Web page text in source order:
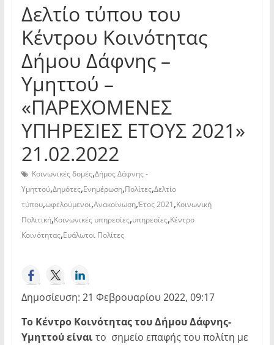
Δελτίο τύπου του
Κέντρου Κοινότητας
Δήμου Δάφνης –
Υμηττού –
«ΠΑΡΕΧΟΜΕΝΕΣ
ΥΠΗΡΕΣΙΕΣ ΕΤΟΥΣ 2021»
21.02.2022
Κοινωνικές δομές,Δήμος Δάφνης -
Υμηττού,Δημότες,Ενημέρωση,Πολίτες,Δελτίο
τύπου,ωφελούμενοι,Ανακοίνωση,Έτος 2021,Κοινωνική
Πολιτική,Κοινωνικές υπηρεσίες,υπηρεσίες,Κέντρο
Κοινότητας,Ευάλωτοι Πολίτες
Δημοσίευση: 21 Φεβρουαρίου 2022, 09:17
Το Κέντρο Κοινότητας του Δήμου Δάφνης-
Υμηττούείναιτο σημείο επαφής του πολίτη με